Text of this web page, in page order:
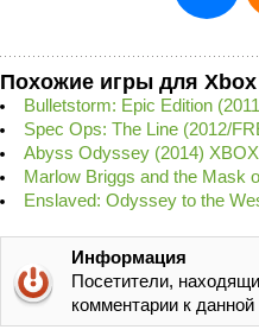
Похожие игры для Xbox
Bulletstorm: Epic Edition
Spec Ops: The Line (2012/
Abyss Odyssey (2014)
Marlow Briggs and the Mask
Enslaved: Odyssey to the
Информация
Посетители,
комментарии к